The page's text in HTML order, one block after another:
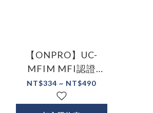
【ONPRO】UC-
MFIM MFI認證
Lightning 蘋果認證
2.4A快速傳輸充電線
NT$334 ~ NT$490